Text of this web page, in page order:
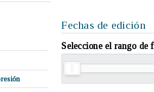
Fechas de edición
Seleccione el rango de